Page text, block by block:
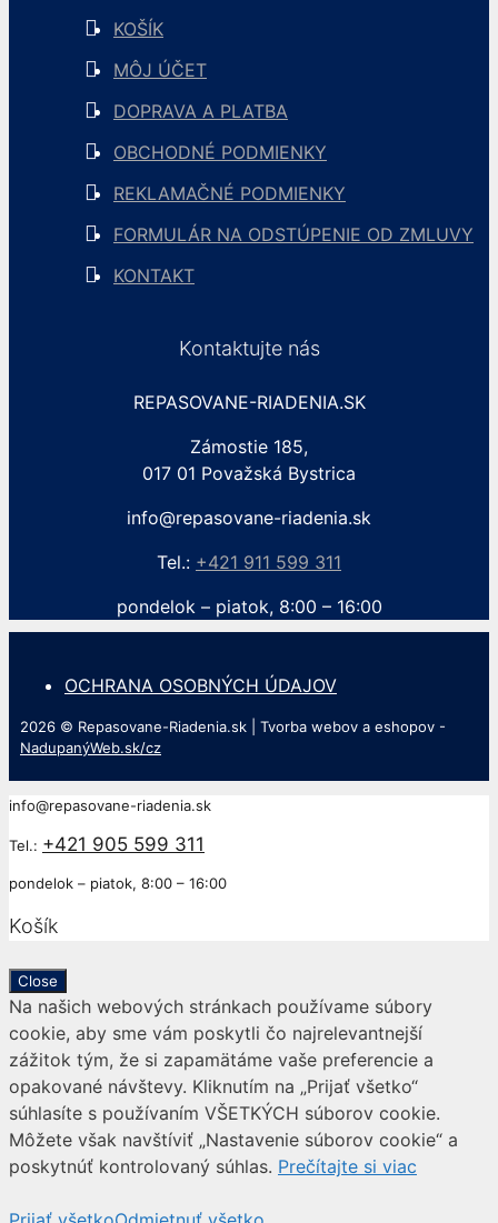
KOŠÍK
MÔJ ÚČET
DOPRAVA A PLATBA
OBCHODNÉ PODMIENKY
REKLAMAČNÉ PODMIENKY
FORMULÁR NA ODSTÚPENIE OD ZMLUVY
KONTAKT
Kontaktujte nás
REPASOVANE-RIADENIA.SK
Zámostie 185,
017 01 Považská Bystrica
info@repasovane-riadenia.sk
Tel.: +421 911 599 311
pondelok – piatok, 8:00 – 16:00
OCHRANA OSOBNÝCH ÚDAJOV
2026 © Repasovane-Riadenia.sk | Tvorba webov a eshopov -
NadupanýWeb.sk/cz
info@repasovane-riadenia.sk
Tel.: +421 905 599 311
pondelok – piatok, 8:00 – 16:00
Košík
Close
Na našich webových stránkach používame súbory
cookie, aby sme vám poskytli čo najrelevantnejší
zážitok tým, že si zapamätáme vaše preferencie a
opakované návštevy. Kliknutím na „Prijať všetko“
súhlasíte s používaním VŠETKÝCH súborov cookie.
Môžete však navštíviť „Nastavenie súborov cookie“ a
poskytnúť kontrolovaný súhlas. Prečítajte si viac